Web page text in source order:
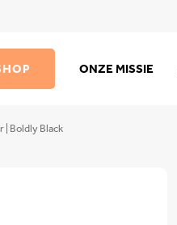
ONZE MISSIE
| Boldly Black